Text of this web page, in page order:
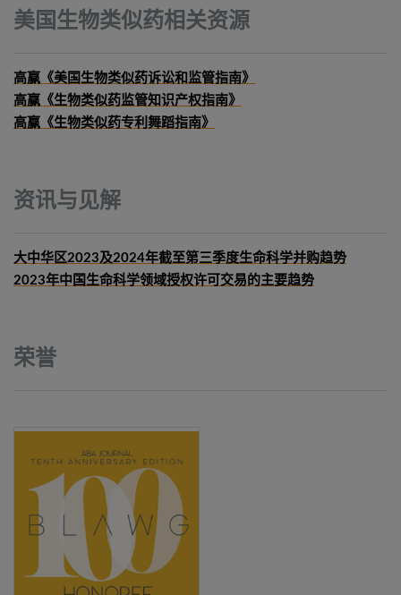
美国生物类似药相关资源
高赢《美国生物类似药诉讼和监管指南》
高赢《生物类似药监管知识产权指南》
高赢《生物类似药专利舞蹈指南》
资讯与见解
大中华区2023及2024年截至第三季度生命科学并购趋势
2023年中国生命科学领域授权许可交易的主要趋势
荣誉